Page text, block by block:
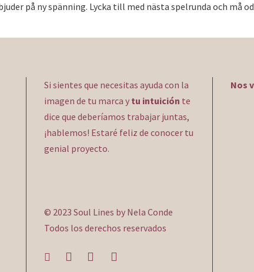
på ny spänning. Lycka till med nästa spelrunda och må
Si sientes que necesitas ayuda con la
imagen de tu marca y tu intuición te
dice que deberíamos trabajar juntas,
¡hablemos! Estaré feliz de conocer tu
genial proyecto.
© 2023 Soul Lines by Nela Conde
Todos los derechos reservados
Nos